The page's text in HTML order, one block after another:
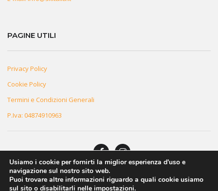
PAGINE UTILI
Privacy Policy
Cookie Policy
Termini e Condizioni Generali
P.Iva: 04874910963
© 2026 Innovea. Tutti i Diritti Riservati
Usiamo i cookie per fornirti la miglior esperienza d'uso e
navigazione sul nostro sito web.
Puoi trovare altre informazioni riguardo a quali cookie usiamo
sul sito o disabilitarli nelle impostazioni.